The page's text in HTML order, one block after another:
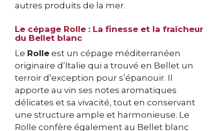
autres produits de la mer.
Le cépage Rolle : La finesse et la fraîcheur
du Bellet blanc
Le Rolle est un cépage méditerranéen
originaire d’Italie qui a trouvé en Bellet un
terroir d’exception pour s’épanouir. Il
apporte au vin ses notes aromatiques
délicates et sa vivacité, tout en conservant
une structure ample et harmonieuse. Le
Rolle confère également au Bellet blanc